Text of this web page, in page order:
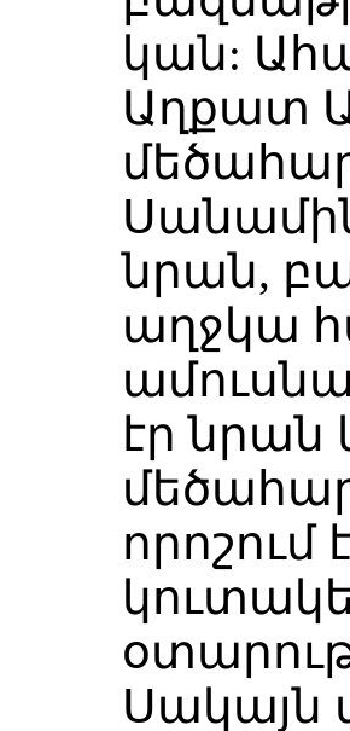
կան:
Աղքատ
նրան,
աղջկա
էր նրան
որոշում
Սակայն